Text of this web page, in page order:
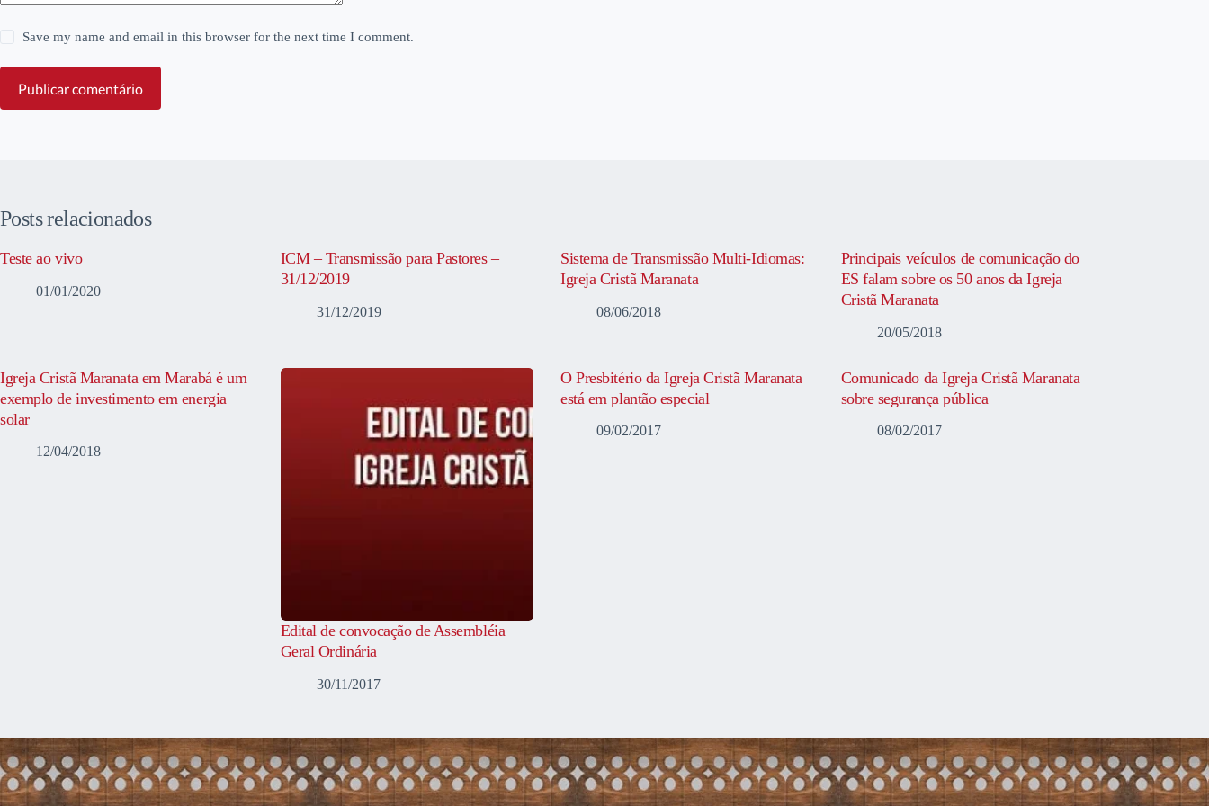
Save my name and email in this browser for the next time I comment.
Publicar comentário
Posts relacionados
Teste ao vivo
01/01/2020
ICM – Transmissão para Pastores –
31/12/2019
31/12/2019
Sistema de Transmissão Multi-Idiomas:
Igreja Cristã Maranata
08/06/2018
Principais veículos de comunicação do
ES falam sobre os 50 anos da Igreja
Cristã Maranata
20/05/2018
Igreja Cristã Maranata em Marabá é um
exemplo de investimento em energia
solar
12/04/2018
Edital de convocação de Assembléia
Geral Ordinária
30/11/2017
O Presbitério da Igreja Cristã Maranata
está em plantão especial
09/02/2017
Comunicado da Igreja Cristã Maranata
sobre segurança pública
08/02/2017